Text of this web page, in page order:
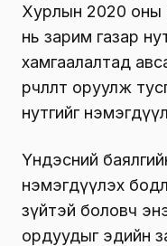
Хурлын 2020 оны
нь зарим газар
хамгаалалтад
өөрчлөлт оруулж
нутгийг
Үндэсний
нэмэгдүүлэх
зүйтэй боловч
ордуудыг эдийн